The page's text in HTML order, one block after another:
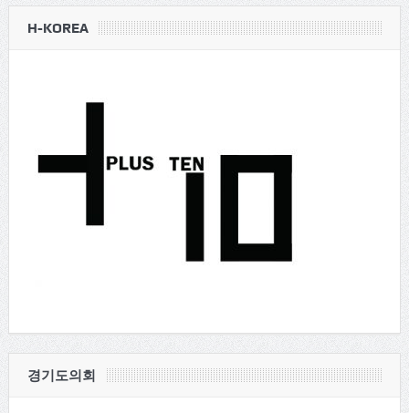
H-KOREA
경기도의회